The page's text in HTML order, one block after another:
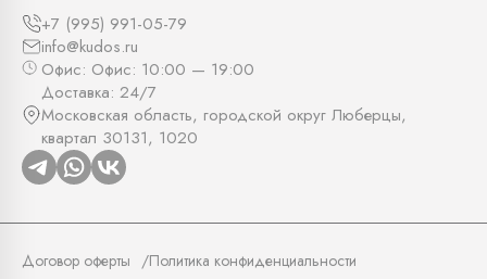
+7 (995) 991-05-79
info@kudos.ru
Офис: Офис: 10:00 — 19:00
Доставка: 24/7
Московская область, городской округ Люберцы,
квартал 30131, 1020
Договор оферты Политика конфиденциальности